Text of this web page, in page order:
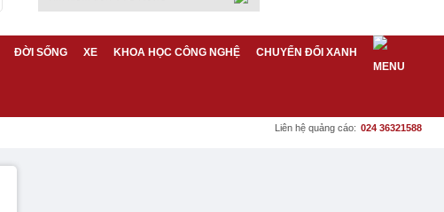
ĐỜI SỐNG XE KHOA HỌC CÔNG NGHỆ CHUYỂN ĐỔI XANH
Liên hệ quảng cáo: 024 36321588